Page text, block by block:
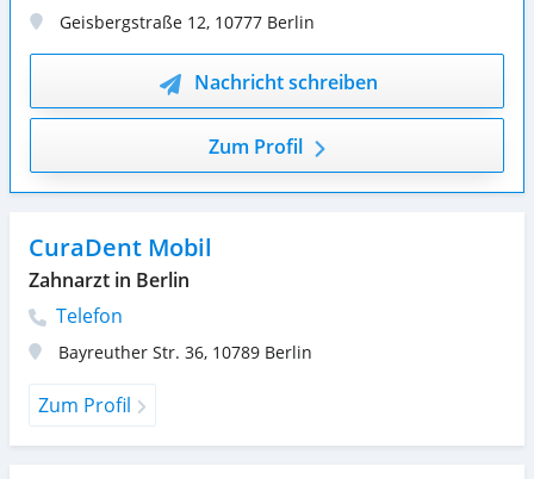
Geisbergstraße 12, 10777 Berlin
Nachricht schreiben
Zum Profil
CuraDent Mobil
Zahnarzt in Berlin
Telefon
Bayreuther Str. 36, 10789 Berlin
Zum Profil